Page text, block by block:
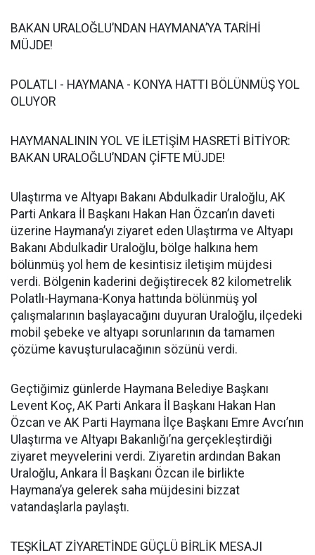
BAKAN URALOĞLU’NDAN HAYMANA’YA TARİHİ
MÜJDE!
POLATLI - HAYMANA - KONYA HATTI BÖLÜNMÜŞ YOL
OLUYOR
HAYMANALININ YOL VE İLETİŞİM HASRETİ BİTİYOR:
BAKAN URALOĞLU’NDAN ÇİFTE MÜJDE!
Ulaştırma ve Altyapı Bakanı Abdulkadir Uraloğlu, AK
Parti Ankara İl Başkanı Hakan Han Özcan’ın daveti
üzerine Haymana’yı ziyaret eden Ulaştırma ve Altyapı
Bakanı Abdulkadir Uraloğlu, bölge halkına hem
bölünmüş yol hem de kesintisiz iletişim müjdesi
verdi. Bölgenin kaderini değiştirecek 82 kilometrelik
Polatlı-Haymana-Konya hattında bölünmüş yol
çalışmalarının başlayacağını duyuran Uraloğlu, ilçedeki
mobil şebeke ve altyapı sorunlarının da tamamen
çözüme kavuşturulacağının sözünü verdi.
Geçtiğimiz günlerde Haymana Belediye Başkanı
Levent Koç, AK Parti Ankara İl Başkanı Hakan Han
Özcan ve AK Parti Haymana İlçe Başkanı Emre Avcı’nın
Ulaştırma ve Altyapı Bakanlığı’na gerçekleştirdiği
ziyaret meyvelerini verdi. Ziyaretin ardından Bakan
Uraloğlu, Ankara İl Başkanı Özcan ile birlikte
Haymana’ya gelerek saha müjdesini bizzat
vatandaşlarla paylaştı.
TEŞKİLAT ZİYARETİNDE GÜÇLÜ BİRLİK MESAJI